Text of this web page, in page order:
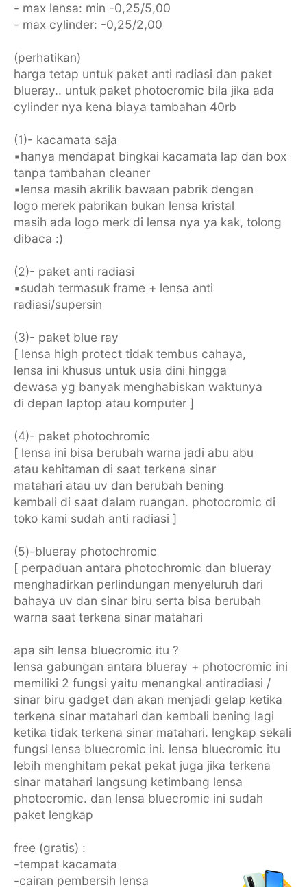
- max lensa: min -0,25/5,00
- max cylinder: -0,25/2,00
(perhatikan)
harga tetap untuk paket anti radiasi dan paket
blueray.. untuk paket photocromic bila jika ada
cylinder nya kena biaya tambahan 40rb
(1)- kacamata saja
▪︎hanya mendapat bingkai kacamata lap dan box
tanpa tambahan cleaner
▪︎lensa masih akrilik bawaan pabrik dengan
logo merek pabrikan bukan lensa kristal
masih ada logo merk di lensa nya ya kak, tolong
dibaca :)
(2)- paket anti radiasi
▪︎sudah termasuk frame + lensa anti
radiasi/supersin
(3)- paket blue ray
[ lensa high protect tidak tembus cahaya,
lensa ini khusus untuk usia dini hingga
dewasa yg banyak menghabiskan waktunya
di depan laptop atau komputer ]
(4)- paket photochromic
[ lensa ini bisa berubah warna jadi abu abu
atau kehitaman di saat terkena sinar
matahari atau uv dan berubah bening
kembali di saat dalam ruangan. photocromic di
toko kami sudah anti radiasi ]
(5)-blueray photochromic
[ perpaduan antara photochromic dan blueray
menghadirkan perlindungan menyeluruh dari
bahaya uv dan sinar biru serta bisa berubah
warna saat terkena sinar matahari
apa sih lensa bluecromic itu ?
lensa gabungan antara blueray + photocromic ini
memiliki 2 fungsi yaitu menangkal antiradiasi /
sinar biru gadget dan akan menjadi gelap ketika
terkena sinar matahari dan kembali bening lagi
ketika tidak terkena sinar matahari. lengkap sekali
fungsi lensa bluecromic ini. lensa bluecromic itu
lebih menghitam pekat pekat juga jika terkena
sinar matahari langsung ketimbang lensa
photocromic. dan lensa bluecromic ini sudah
paket lengkap
free (gratis) :
-tempat kacamata
-cairan pembersih lensa